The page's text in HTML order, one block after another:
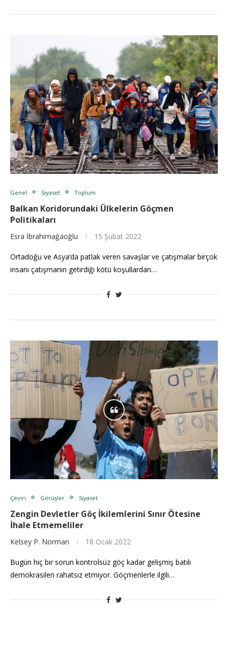
Genel Siyaset Toplum
Balkan Koridorundaki Ülkelerin Göçmen
Politikaları
Esra İbrahimağaoğlu 15 Şubat 2022
Ortadoğu ve Asya’da patlak veren savaşlar ve çatışmalar birçok
insanı çatışmanın getirdiği kötü koşullardan…
Çeviri Görüşler Siyaset
Zengin Devletler Göç İkilemlerini Sınır Ötesine
İhale Etmemeliler
Kelsey P. Norman 18 Ocak 2022
Bugün hiç bir sorun kontrolsüz göç kadar gelişmiş batılı
demokrasileri rahatsız etmiyor. Göçmenlerle ilgili…